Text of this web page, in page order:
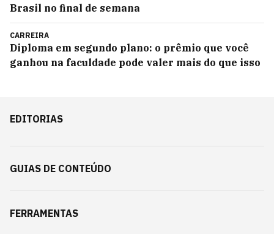
Brasil no final de semana
CARREIRA
Diploma em segundo plano: o prêmio que você
ganhou na faculdade pode valer mais do que isso
EDITORIAS
GUIAS DE CONTEÚDO
FERRAMENTAS